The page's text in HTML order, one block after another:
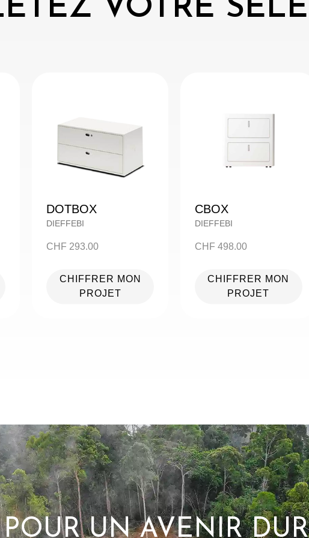
VOTRE
DOTBOX
DIEFFEBI
CHF 293.00
CHIFFRER MON
PROJET
CBOX
DIEFFEBI
CHF 498.00
CHIFFRER MON
PROJET
UN AVENIR